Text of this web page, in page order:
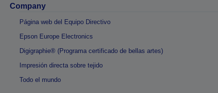
Company
Página web del Equipo Directivo
Epson Europe Electronics
Digigraphie® (Programa certificado de bellas artes)
Impresión directa sobre tejido
Todo el mundo